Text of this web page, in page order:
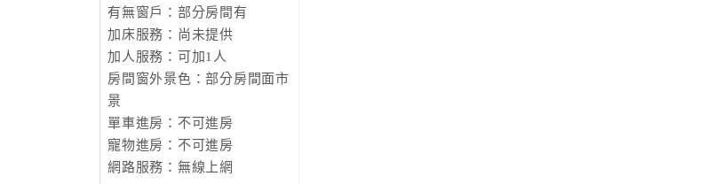
有無窗戶：部分房間有
加床服務：尚未提供
加人服務：可加1人
房間窗外景色：部分房間面市
景
單車進房：不可進房
寵物進房：不可進房
網路服務：無線上網